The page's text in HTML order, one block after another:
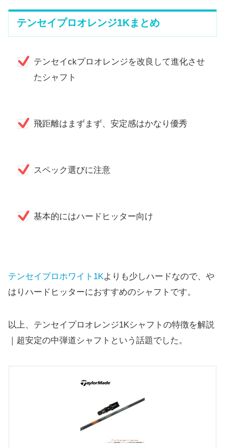
テンセイプロオレンジ1Kまとめ
テンセイckプロオレンジを改良して進化させ
たシャフト
飛距離はまずまず、安定感はかなり優秀
スペック選びに注意
基本的にはハードヒッター向け
テンセイプロホワイト1Kよりも少しハードなので、や
はりハードヒッターにおすすめのシャフトです。
以上、テンセイプロオレンジ1Kシャフトの特徴を解説
｜ 超安定の中弾道シャフトという話題でした。